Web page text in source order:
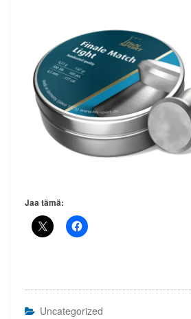
Jaa tämä:
Uncategorized